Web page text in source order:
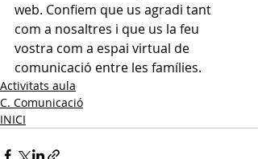
web. Confiem que us agradi tant
com a nosaltres i que us la feu
vostra com a espai virtual de
comunicació entre les famílies.
Activitats aula
C. Comunicació
INICI